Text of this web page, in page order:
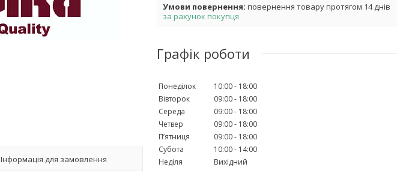
Інформація для замовлення
повернення товару протягом 14 днів
за рахунок покупця
Графік роботи
Понеділок 10:00
18:00
Вівторок
09:00
18:00
Середа
09:00
18:00
Четвер
09:00
18:00
Пʼятниця
09:00
18:00
Субота
10:00
14:00
Неділя
Вихідний